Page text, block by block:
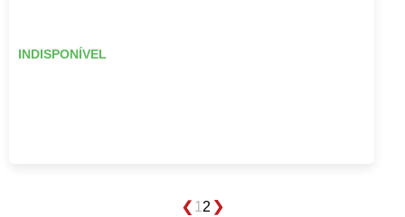
INDISPONÍVEL
1 2